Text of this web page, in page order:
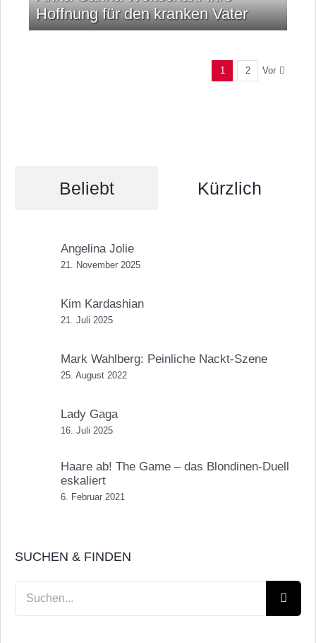
Hoffnung für den kranken Vater
1 2 Vor
Beliebt Kürzlich
Angelina Jolie
21. November 2025
Kim Kardashian
21. Juli 2025
Mark Wahlberg: Peinliche Nackt-Szene
25. August 2022
Lady Gaga
16. Juli 2025
Haare ab! The Game – das Blondinen-Duell
eskaliert
6. Februar 2021
SUCHEN & FINDEN
nach: